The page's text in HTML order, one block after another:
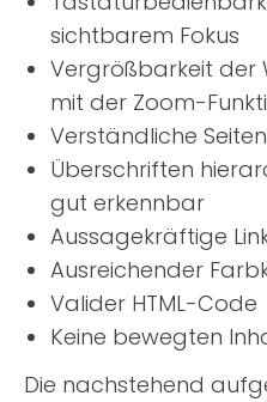
sichtbarem Fokus
Vergrößbarkeit der
mit der Zoom-
Verständliche
Überschriften
gut erkennbar
Aussagekräftige
Ausreichender
Valider HTML-Code
Keine bewegten
Die nachstehend